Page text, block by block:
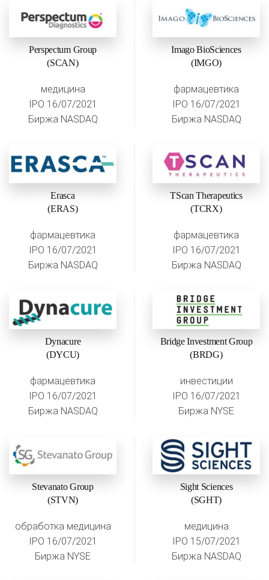
Perspectum Group
(SCAN)
медицина
IPO 16/07/2021
Биржа NASDAQ
Imago BioSciences
(IMGO)
фармацевтика
IPO 16/07/2021
Биржа NASDAQ
Erasca
(ERAS)
фармацевтика
IPO 16/07/2021
Биржа NASDAQ
TScan Therapeutics
(TCRX)
фармацевтика
IPO 16/07/2021
Биржа NASDAQ
Dynacure
(DYCU)
фармацевтика
IPO 16/07/2021
Биржа NASDAQ
Bridge Investment Group
(BRDG)
инвестиции
IPO 16/07/2021
Биржа NYSE
Stevanato Group
(STVN)
обработка медицина
IPO 16/07/2021
Биржа NYSE
Sight Sciences
(SGHT)
медицина
IPO 15/07/2021
Биржа NASDAQ